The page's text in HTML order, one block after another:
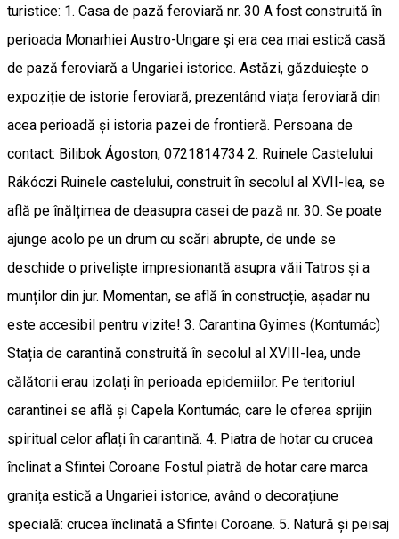
turistice: 1. Casa de pază feroviară nr. 30 A fost construită în
perioada Monarhiei Austro-Ungare și era cea mai estică casă
de pază feroviară a Ungariei istorice. Astăzi, găzduiește o
expoziție de istorie feroviară, prezentând viața feroviară din
acea perioadă și istoria pazei de frontieră. Persoana de
contact: Bilibok Ágoston, 0721814734 2. Ruinele Castelului
Rákóczi Ruinele castelului, construit în secolul al XVII-lea, se
află pe înălțimea de deasupra casei de pază nr. 30. Se poate
ajunge acolo pe un drum cu scări abrupte, de unde se
deschide o priveliște impresionantă asupra văii Tatros și a
munților din jur. Momentan, se află în construcție, așadar nu
este accesibil pentru vizite! 3. Carantina Gyimes (Kontumác)
Stația de carantină construită în secolul al XVIII-lea, unde
călătorii erau izolați în perioada epidemiilor. Pe teritoriul
carantinei se află și Capela Kontumác, care le oferea sprijin
spiritual celor aflați în carantină. 4. Piatra de hotar cu crucea
înclinat a Sfintei Coroane Fostul piatră de hotar care marca
granița estică a Ungariei istorice, având o decorațiune
specială: crucea înclinată a Sfintei Coroane. 5. Natură și peisaj